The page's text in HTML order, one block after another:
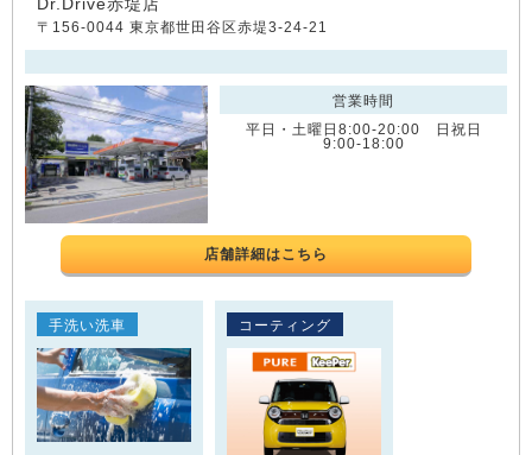
〒156-0044 東京都世田谷区赤堤3-24-21
営業時間
平日・土曜日8:00-20:00 日祝日
9:00-18:00
店舗詳細はこちら
手洗い洗車 コーティング